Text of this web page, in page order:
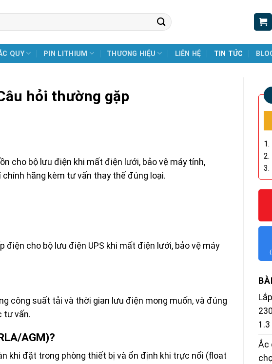
QUY PIN LITHIUM THƯƠNG HIỆU LIÊN HỆ TIN TỨC
hỏi thường gặp
cho bộ lưu điện khi mất điện lưới, bảo vệ máy tính,
hãng kèm tư vấn thay thế đúng loại.
điện cho bộ lưu điện UPS khi mất điện lưới, bảo vệ máy
công suất tải và thời gian lưu điện mong muốn, và đúng
tư vấn.
AGM)?
khi đặt trong phòng thiết bị và ổn định khi trực nổi (float
1.
2.
3.
Ắc